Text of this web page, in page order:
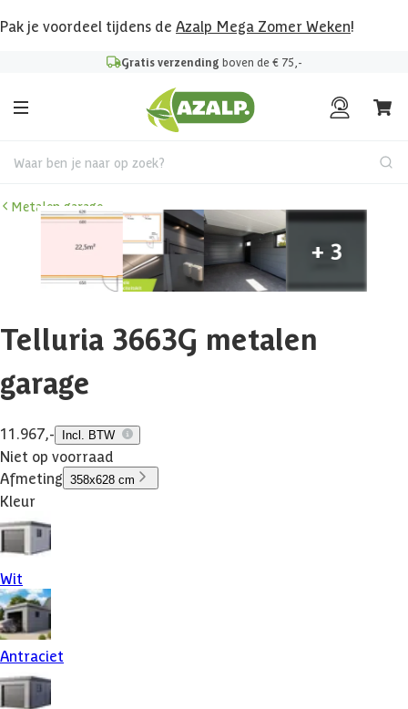
Pak je voordeel tijdens de Azalp Mega Zomer Weken!
Gratis verzending boven de € 75,-
Waar ben je naar op zoek?
Metalen garage
Telluria 3663G metalen
garage
11.967,- Incl. BTW
Niet op voorraad
Afmeting 358x628 cm
Kleur
Wit
Antraciet